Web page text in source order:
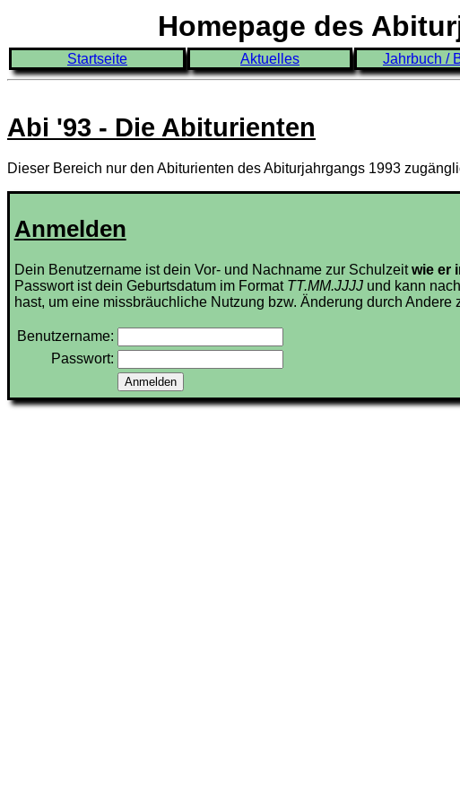
Homepage des
Startseite Aktuelles Jahrbuch /
Abi '93 - Die Abiturienten
Dieser Bereich nur den Abiturienten des Abiturjahrgangs 1993
Anmelden
Dein Benutzername ist dein Vor- und Nachname zur Schulzeitwie er
Passwort ist dein Geburtsdatum im Format TT.MM.JJJJund kann
hast, um eine missbräuchliche Nutzung bzw. Änderung durch Andere
Benutzername:
Passwort: